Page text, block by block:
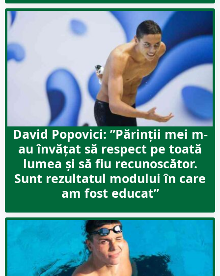
David Popovici: ”Părinţii mei m-
au învăţat să respect pe toată
lumea şi să fiu recunoscător.
Sunt rezultatul modului în care
am fost educat”